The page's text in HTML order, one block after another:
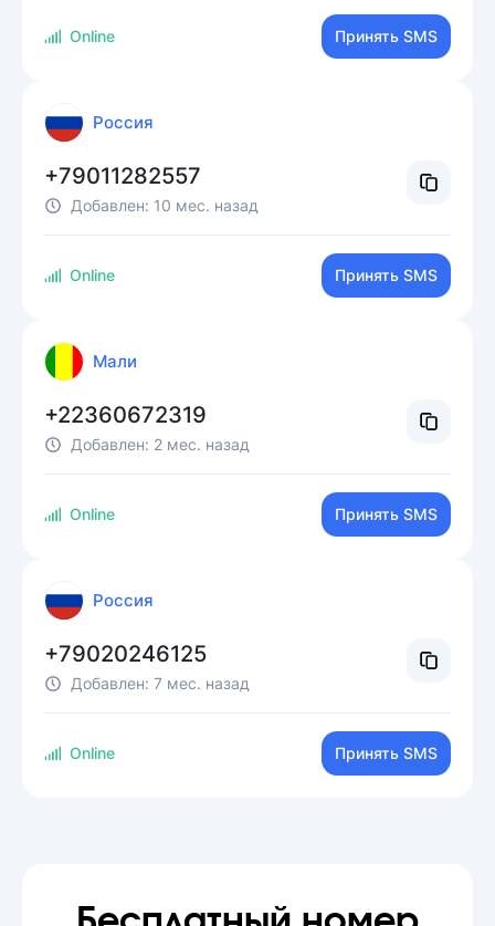
Online Принять SMS
Россия
+79011282557
Добавлен: 10 мес. назад
Online Принять SMS
Мали
+22360672319
Добавлен: 2 мес. назад
Online Принять SMS
Россия
+79020246125
Добавлен: 7 мес. назад
Online Принять SMS